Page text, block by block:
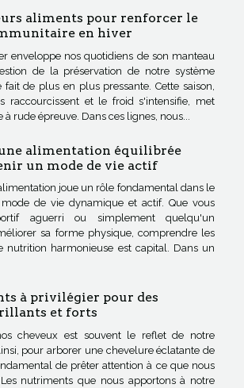
aliments pour renforcer le
en hiver
enveloppe nos quotidiens de son manteau
de la préservation de notre système
de plus en plus pressante. Cette saison,
raccourcissent et le froid s'intensifie, met
à rude épreuve. Dans ces lignes, nous...
alimentation équilibrée
un mode de vie actif
joue un rôle fondamental dans le
de vie dynamique et actif. Que vous
aguerri ou simplement quelqu'un
sa forme physique, comprendre les
nutrition harmonieuse est capital. Dans un
à privilégier pour des
et forts
cheveux est souvent le reflet de notre
pour arborer une chevelure éclatante de
de prêter attention à ce que nous
nutriments que nous apportons à notre